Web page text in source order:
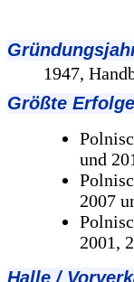
1947,
Größte Erfolge
und
2007
2001,
Halle /